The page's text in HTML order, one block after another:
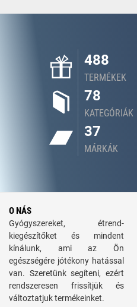
488
TERMÉKEK
78
KATEGÓRIÁK
37
MÁRKÁK
O NÁS
Gyógyszereket, étrend-
kiegészítőket és mindent
kínálunk, ami az Ön
egészségére jótékony hatással
van. Szeretünk segíteni, ezért
rendszeresen frissítjük és
változtatjuk termékeinket.